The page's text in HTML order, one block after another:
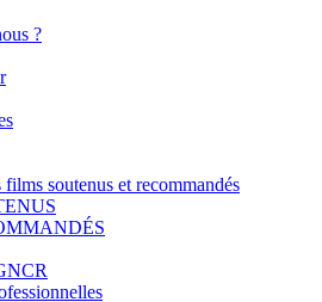
?
soutenus et recommandés